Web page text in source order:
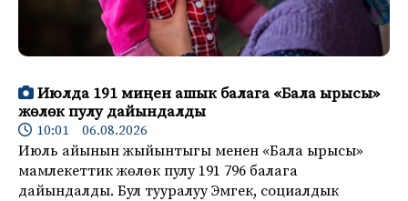
Июлда 191 миңен ашык балага «Бала ырысы»
жөлөк пулу дайындалды
10:01 06.08.2026
Июль айынын жыйынтыгы менен «Бала ырысы»
мамлекеттик жөлөк пулу 191 796 балага
дайындалды. Бул тууралуу Эмгек, социалдык